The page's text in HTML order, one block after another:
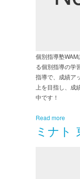
個別指導塾
る個別指導の学
指導で、成績ア
上を目指し、
中です！
Read more
ミナト